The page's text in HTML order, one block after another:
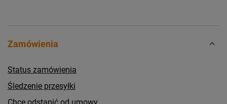
Zamówienia
Status zamówienia
Śledzenie przesyłki
Chcę odstąpić od umowy